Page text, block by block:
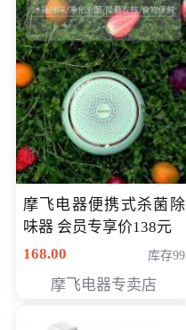
摩飞电器便携式杀菌除
味器 会员专享价138元
168.00
库存99
摩飞电器专卖店